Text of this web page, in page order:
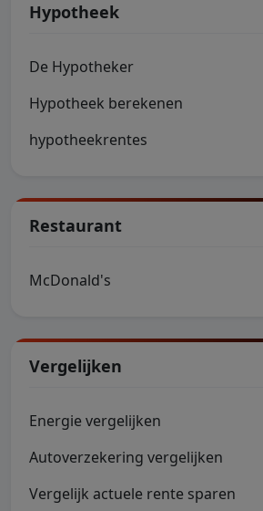
Hypotheek
De Hypotheker
Hypotheek berekenen
hypotheekrentes
Restaurant
McDonald's
Vergelijken
Energie vergelijken
Autoverzekering vergelijken
Vergelijk actuele rente sparen